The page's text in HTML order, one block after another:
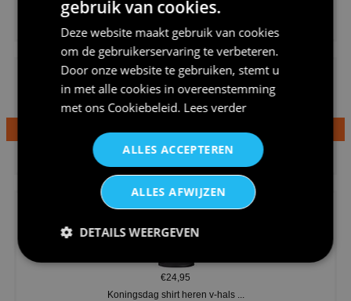
€20,95
Shirtje de koek is nog niet op...
€24,95
€24,95
Koningsdag shirt heren v-hals ...
gebruik van cookies.
Deze website maakt gebruik van cookies
om de gebruikerservaring te verbeteren.
Door onze website te gebruiken, stemt u
in met alle cookies in overeenstemming
met ons Cookiebeleid. Lees verder
ALLES ACCEPTEREN
ALLES AFWIJZEN
DETAILS WEERGEVEN